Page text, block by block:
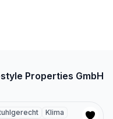
Properties GmbH
Klima